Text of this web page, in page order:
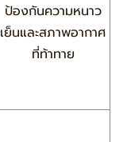
ป้องกันความหนาว
เย็นและสภาพอากาศ
ที่ท้าทาย